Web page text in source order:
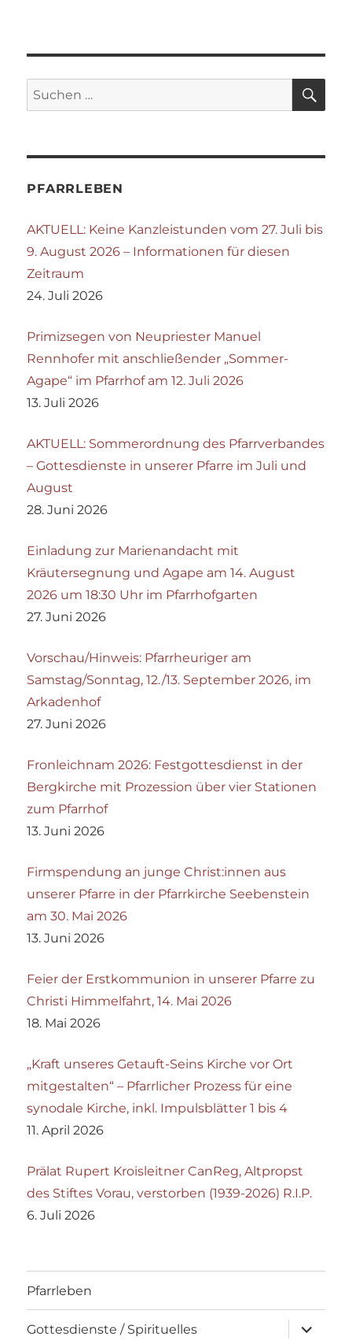
Suchen
nach:
PFARRLEBEN
AKTUELL: Keine Kanzleistunden vom 27. Juli bis
9. August 2026 – Informationen für diesen
Zeitraum
24. Juli 2026
Primizsegen von Neupriester Manuel
Rennhofer mit anschließender „Sommer-
Agape“ im Pfarrhof am 12. Juli 2026
13. Juli 2026
AKTUELL: Sommerordnung des Pfarrverbandes
– Gottesdienste in unserer Pfarre im Juli und
August
28. Juni 2026
Einladung zur Marienandacht mit
Kräutersegnung und Agape am 14. August
2026 um 18:30 Uhr im Pfarrhofgarten
27. Juni 2026
Vorschau/Hinweis: Pfarrheuriger am
Samstag/Sonntag, 12./13. September 2026, im
Arkadenhof
27. Juni 2026
Fronleichnam 2026: Festgottesdienst in der
Bergkirche mit Prozession über vier Stationen
zum Pfarrhof
13. Juni 2026
Firmspendung an junge Christ:innen aus
unserer Pfarre in der Pfarrkirche Seebenstein
am 30. Mai 2026
13. Juni 2026
Feier der Erstkommunion in unserer Pfarre zu
Christi Himmelfahrt, 14. Mai 2026
18. Mai 2026
„Kraft unseres Getauft-Seins Kirche vor Ort
mitgestalten“ – Pfarrlicher Prozess für eine
synodale Kirche, inkl. Impulsblätter 1 bis 4
11. April 2026
Prälat Rupert Kroisleitner CanReg, Altpropst
des Stiftes Vorau, verstorben (1939-2026) R.I.P.
6. Juli 2026
Pfarrleben
Gottesdienste / Spirituelles